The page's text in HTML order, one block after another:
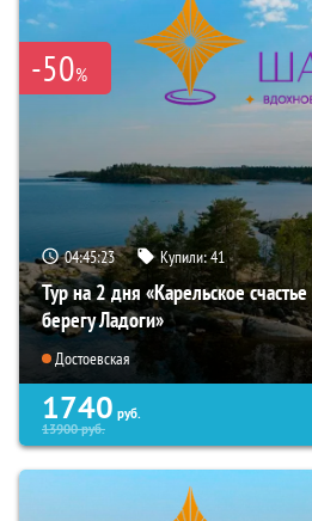
-50%
04:45:22 Купили:41
Тур на 2 дня «Карельское
берегу Ладоги»
Достоевская
1740 руб.
13900руб.